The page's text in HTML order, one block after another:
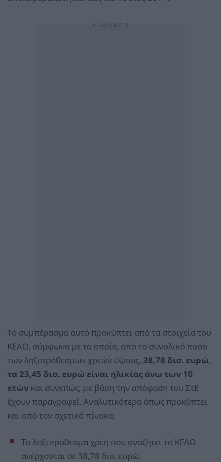
Το συμπέρασμα αυτό προκύπτει από τα στοιχεία του
ΚΕΑΟ, σύμφωνα με τα οποία, από το συνολικό ποσό
των ληξιπρόθεσμων χρεών ύψους, 38,78 δισ. ευρώ,
τα 23,45 δισ. ευρώ είναι ηλικίας άνω των 10
ετών και συνεπώς, με βάση την απόφαση του ΣτΕ
έχουν παραγραφεί. Αναλυτικότερα όπως προκύπτει
και από τον σχετικό πίνακα:
Τα ληξιπρόθεσμα χρέη που αναζητεί το ΚΕΑΟ
ανέρχονται σε 38,78 δισ. ευρώ.